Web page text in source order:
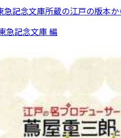
記念文庫所蔵の江戸の版本
急記念文庫 編